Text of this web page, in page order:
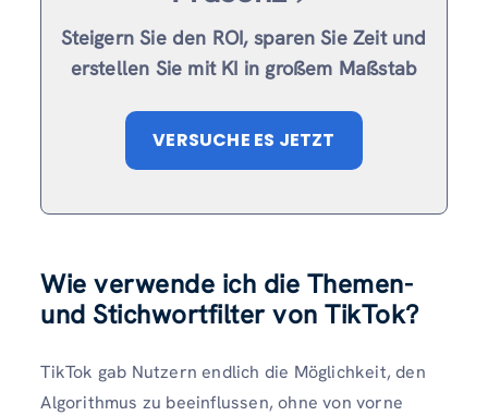
Steigern Sie den ROI, sparen Sie Zeit und
erstellen Sie mit KI in großem Maßstab
VERSUCHE ES JETZT
Wie verwende ich die Themen-
und Stichwortfilter von TikTok?
TikTok gab Nutzern endlich die Möglichkeit, den
Algorithmus zu beeinflussen, ohne von vorne